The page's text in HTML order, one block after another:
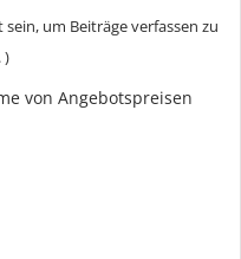
um Beiträge verfassen zu
)
von Angebotspreisen